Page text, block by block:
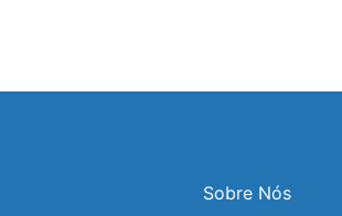
Sobre Nós